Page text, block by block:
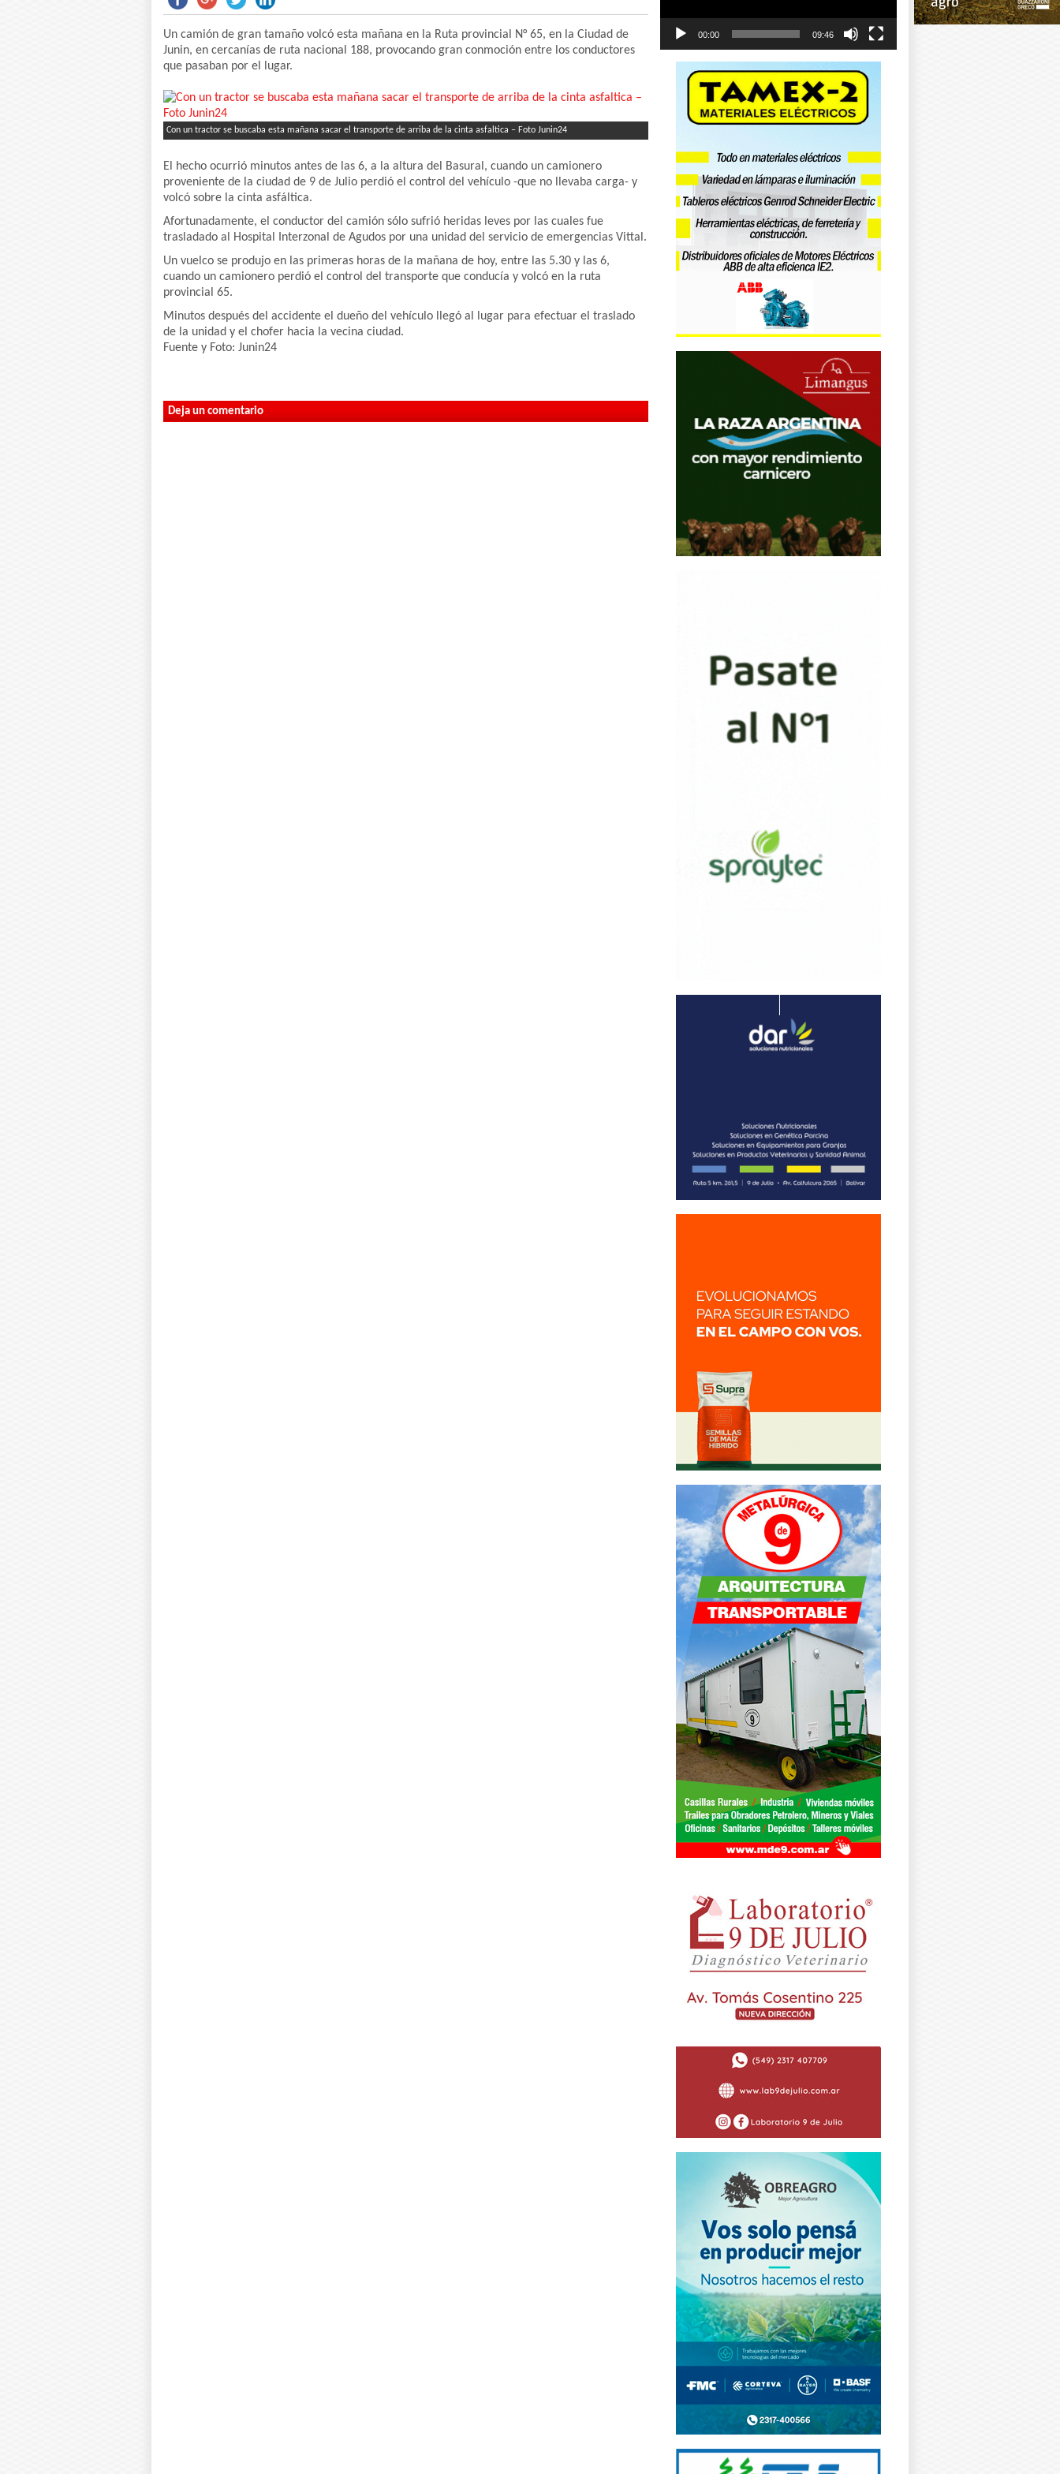
Un camión de gran tamaño volcó esta mañana en la Ruta provincial N° 65, en la Ciudad de
Junin, en cercanías de ruta nacional 188, provocando gran conmoción entre los conductores
que pasaban por el lugar.
Con un tractor se buscaba esta mañana sacar el transporte de arriba de la cinta asfaltica – Foto Junin24
El hecho ocurrió minutos antes de las 6, a la altura del Basural, cuando un camionero
proveniente de la ciudad de 9 de Julio perdió el control del vehículo -que no llevaba carga- y
volcó sobre la cinta asfáltica.
Afortunadamente, el conductor del camión sólo sufrió heridas leves por las cuales fue
trasladado al Hospital Interzonal de Agudos por una unidad del servicio de emergencias Vittal.
Un vuelco se produjo en las primeras horas de la mañana de hoy, entre las 5.30 y las 6,
cuando un camionero perdió el control del transporte que conducía y volcó en la ruta
provincial 65.
Minutos después del accidente el dueño del vehículo llegó al lugar para efectuar el traslado
de la unidad y el chofer hacia la vecina ciudad.
Fuente y Foto: Junin24
Deja un comentario
00:00 09:46